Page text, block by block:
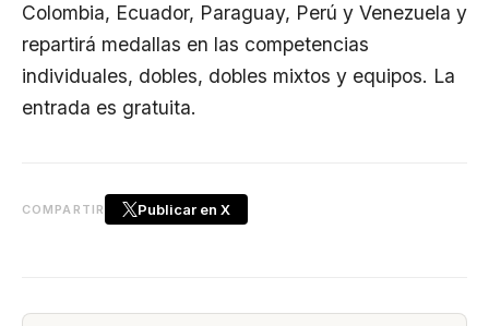
Colombia, Ecuador, Paraguay, Perú y Venezuela y
repartirá medallas en las competencias
individuales, dobles, dobles mixtos y equipos. La
entrada es gratuita.
COMPARTIR Publicar en X